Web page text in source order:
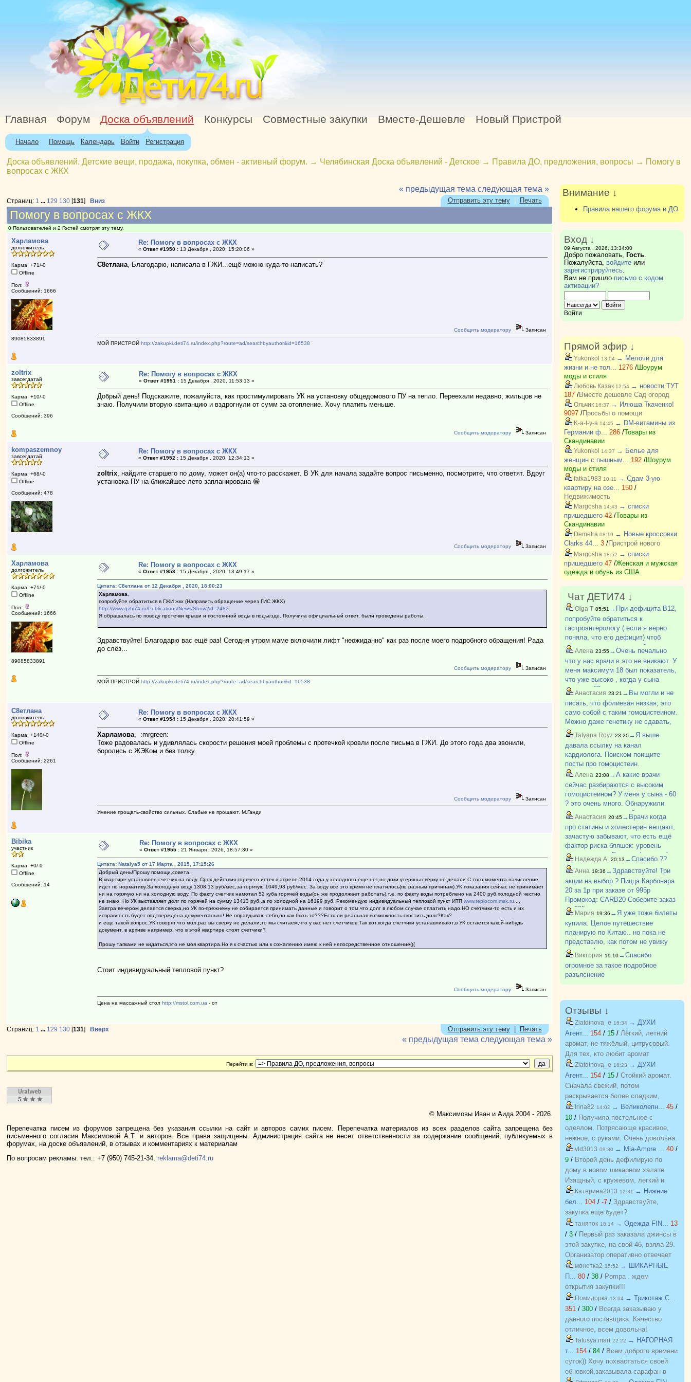
Главная Форум Доска объявлений Конкурсы Совместные закупки Вместе-Дешевле Новый Пристрой
Начало Помощь Календарь Войти Регистрация
Доска объявлений. Детские вещи, продажа, покупка, обмен - активный форум. → Челябинская Доска объявлений - Детское → Правила ДО, предложения, вопросы → Помогу в
вопросах с ЖКХ
Страниц: 1 ... 129 130 [131] Вниз
« предыдущая тема следующая тема »
Отправить эту тему| Печать
Помогу в вопросах с ЖКХ
0 Пользователей и 2 Гостей смотрят эту тему.
Харламова
долгожитель
Карма: +71/-0
Offline
Пол:
Сообщений: 1666
89085833891
Re: Помогу в вопросах с ЖКХ
«Ответ #1950 : 13 Декабря , 2020, 15:20:06 »
С8етлана, Благодарю, написала в ГЖИ...ещё можно куда-то написать?
Сообщить модератору Записан
МОЙ ПРИСТРОЙhttp://zakupki.deti74.ru/index.php?route=ad/searchbyauthor&id=16538
zoltrix
завсегдатай
Карма: +10/-0
Offline
Сообщений: 396
Re: Помогу в вопросах с ЖКХ
«Ответ #1951 : 15 Декабря , 2020, 11:53:13 »
Добрый день! Подскажите, пожалуйста, как простимулировать УК на установку общедомового ПУ на тепло. Переехали недавно, жильцов не
знаю. Получили вторую квитанцию и вздрогнули от сумм за отопление. Хочу платить меньше.
Сообщить модератору Записан
kompaszemnoy
завсегдатай
Карма: +68/-0
Offline
Сообщений: 478
Re: Помогу в вопросах с ЖКХ
«Ответ #1952 : 15 Декабря , 2020, 12:34:13 »
zoltrix, найдите старшего по дому, может он(а) что-то расскажет. В УК для начала задайте вопрос письменно, посмотрите, что ответят. Вдруг
установка ПУ на ближайшее лето запланирована 😁
Сообщить модератору Записан
Харламова
долгожитель
Карма: +71/-0
Offline
Пол:
Сообщений: 1666
89085833891
Re: Помогу в вопросах с ЖКХ
«Ответ #1953 : 15 Декабря , 2020, 13:49:17 »
Цитата: С8етлана от 12 Декабря , 2020, 18:00:23
Харламова
попробуйте обратиться в ГЖИ жкх (Направить обращение через ГИС ЖКХ)
http://www.gzhi74.ru/Publications/News/Show?id=2482
Я обращалась по поводу протечки крыши и постоянной воды в подъезде. Получила официальный ответ, были проведены работы.
Здравствуйте! Благодарю вас ещё раз! Сегодня утром маме включили лифт "неожиданно" как раз после моего подробного обращения! Рада
до слёз...
Сообщить модератору Записан
МОЙ ПРИСТРОЙhttp://zakupki.deti74.ru/index.php?route=ad/searchbyauthor&id=16538
С8етлана
долгожитель
Карма: +140/-0
Offline
Пол:
Сообщений: 2261
Re: Помогу в вопросах с ЖКХ
«Ответ #1954 : 15 Декабря , 2020, 20:41:59 »
Харламова, :mrgreen:
Тоже радовалась и удивлялась скорости решения моей проблемы с протечкой кровли после письма в ГЖИ. До этого года два звонили,
боролись с ЖЭКом и без толку.
Сообщить модератору Записан
Умение прощать-свойство сильных. Слабые не прощают. М.Ганди
Bibika
участник
Карма: +0/-0
Offline
Сообщений: 14
Re: Помогу в вопросах с ЖКХ
«Ответ #1955 : 21 Января , 2026, 18:57:30 »
Цитата: Natalya5 от 17 Марта , 2015, 17:15:26
Добрый день!Прошу помощи,совета.
В квартире установлен счетчик на воду. Срок действия горячего истек в апреле 2014 года,у холодного еще нет,но доки утеряны.сверку не делали.С того момента начисление
идет по нормативу.За холодную воду 1308,13 руб/мес,за горячую 1049,93 руб/мес. За воду все это время не платилось(по разным причинам).УК показания сейчас не принимает
ни на горячую,ни на холодную воду. По факту счетчик намотал 52 куба горячей воды(он же продолжает работать),т.е. по факту воды потреблено на 2400 руб,холодной честно
не знаю. Но УК выставляет долг по горячей на сумму 13413 руб.,а по холодной на 16199 руб. Рекомендую индивидуальный тепловой пункт ИТПwww.teplocom.msk.ru
Завтра вечером делается сверка,но УК по-прежнему не собирается принимать данные и говорит о том,что долг в любом случае оплатить надо.НО счетчики-то есть и их
исправность будет подтверждена документально! Не оправдываю себя,но как быть-то???Есть ли реальная возможность скостить долг?Как?
и еще такой вопрос.УК говорят,что мол,раз вы сверку не делали,то мы считаем,что у вас нет счетчиков.Так вот,когда счетчики устанавливают,в УК остается какой-нибудь
документ, в архиве например, что в этой квартире стоят счетчики?
Прошу тапками не кидаться,это не моя квартира.Но я к счастью или к сожалению имею к ней непосредственное отношение(((
Стоит индивидуальный тепловой пункт?
Сообщить модератору Записан
Цена на массажный столhttp://mstol.com.ua - от
Страниц: 1 ... 129 130 [131] Вверх Отправить эту тему| Печать
« предыдущая тема следующая тема »
Перейти в:
© Максимовы Иван и Аида 2004 - 2026.
Перепечатка писем из форумов запрещена без указания ссылки на сайт и авторов самих писем. Перепечатка материалов из всех разделов сайта запрещена без
письменного согласия Максимовой А.Т. и авторов. Все права защищены. Администрация сайта не несет ответственности за содержание сообщений, публикуемых в
форумах, на доске объявлений, в отзывах и комментариях к материалам
По вопросам рекламы: тел.: +7 (950) 745-21-34,reklama@deti74.ru
Внимание ↓
Правила нашего форума и ДО
Вход ↓
09 Августа , 2026, 13:34:00
Добро пожаловать, Гость.
Пожалуйста, войдитеили
зарегистрируйтесь.
Вам не пришло письмо с кодом
активации?
Войти
Прямой эфир ↓
Yukonkol 13:04 → Мелочи для
жизни и не тол... 1276/Шоурум
моды и стиля
Любовь Казак12:54 → новости ТУТ
187/Вместе дешевле Сад огород
Ольчик16:37 → Илюша Ткаченко!
9097/Просьбы о помощи
K-a-t-y-a 14:45 → DM-витамины из
Германии ф... 286/Товары из
Скандинавии
Yukonkol 14:37 → Белье для
женщин с пышным... 192/Шоурум
моды и стиля
fatka1983 10:11
→ Сдам 3-ую
квартиру на озе... 150/
Недвижимость
Margosha 14:43 → списки
пришедшего 42/Товары из
Скандинавии
Demetra 08:19 → Новые кроссовки
Clarks 44... 3/Пристрой нового
Margosha 18:52 → списки
пришедшего 47/Женская и мужская
одежда и обувь из США
Чат ДЕТИ74 ↓
Olga T 05:51 →При дефицита В12,
попробуйте обратиться к
гастроэнтерологу ( если я верно
поняла, что его дефицит) чтоб
исключить аутоиммунный гастрит
Алена 23:55→Очень печально
что у нас врачи в это не вникают. У
меня максимум 18 был показатель,
что уже высоко , когда у сына
увидела 60 думала это какая то
другой - 58. Придется теперь
пожизненно м?
Анастасия 23:21 →Вы могли и не
писать, что фолиевая низкая, это
само собой с таким гомоцистеином.
Можно даже генетику не сдавать,
чисто по анализам сказать, что у
него ген.мутация в фолатном
цикле. Те нарушение успеваемости
фолиевой ки?
Tatyana Royz 23:20→Я выше
давала ссылку на канал
кардиолога. Поиском поищите
посты про гомоцистеин.
Алена 23:08 →А какие врачи
сейчас разбираются с высоким
гомоцистеином? У меня у сына - 60
? это очень много. Обнаружили
можно сказать случайно, ходил к
дерматологу, та предложила
витамины проверить. Низкий б12,
фолиевая, высокий гом?
Анастасия 20:45→Врачи когда
про статины и холестерин вещают,
зачастую забывают, что есть ещё
фактор риска бляшек: уровень
гомоцистеина. Если он (уровень)
высокий, то "пробивает" стенки
сосудов, "заякоривается" в них, и
на торчащие из с?
Надежда А. 20:13 →Спасибо ??
Анна 19:36 →Здравствуйте! Три
акции на выбор ? Пицца Карбонара
20 за 1р при заказе от 995р
Промокод: CARB20 Соберите заказ
на 995р.. и укажите промокод -
пицца Карбонара 20 см появится в
корзине за 1 р. Обязательно
укажите телефон?
Мария 19:36 →Я уже тоже билеты
купила. Целое путешествие
планирую по Китаю.. но пока не
представлю, как потом не увижу
дочь до февраля ?
Виктория 19:10→Спасибо
огромное за такое подробное
разъяснение
Отзывы ↓
Ziatdinova_e 16:34 → ДУХИ
Агент... 154 / 15 / Лёгкий, летний
аромат, не тяжёлый, цитрусовый.
Для тех, кто любит аромат
бергамота, грейпфрута. С хорошей
стойкостью, на одежде еще долго
держится потом.
Ziatdinova_e 16:23 → ДУХИ
Агент... 154 / 15 / Стойкий аромат.
Сначала свежий, потом
раскрывается более сладким,
пряным. Очень похож на оригинал,
почти не отличить.
Irina82 14:02 → Великолепн... 45 /
10 / Получила постельное с
одеялом. Потрясающе красивое,
нежное, с руками. Очень довольна.
Хочу еще! Спасибо
vld3013 09:30 → Mia-Amore ... 40 /
9 / Второй день дефилирую по
дому в новом шикарном халате.
Изящный, с кружевом, легкий и
красивый. Куплен на распродаже
по отличной цене. Спасибо
организатору за возможность
приобретать красивые вещи по
приятным ценам. Желаю закупке
процветания и долгожительства
Катерина2013 12:31
→ Нижние
бел... 104 / -7 / Здравствуйте,
закупка еще будет?
таняток 18:14 → Одежда FIN... 13
/ 3 / Первый раз заказала джинсы в
этой закупке, на свой 46, взяла 29.
Организатор оперативно отвечает
на вопросы. Спасибо!!!
монетка2 15:52 → ШИКАРНЫЕ
П... 80 / 38 / Pompa . ждем
открытия закупки!!!
Помидорка 13:04 → Трикотаж C...
351 / 300 / Всегда заказываю у
данного поставщика. Качество
отличное, всем довольна!
Tatusya.mart 22:22 → НАГОРНАЯ
т... 154 / 84 / Всем доброго времени
суток)) Хочу похвастаться своей
обновкой,заказывала сарафан в